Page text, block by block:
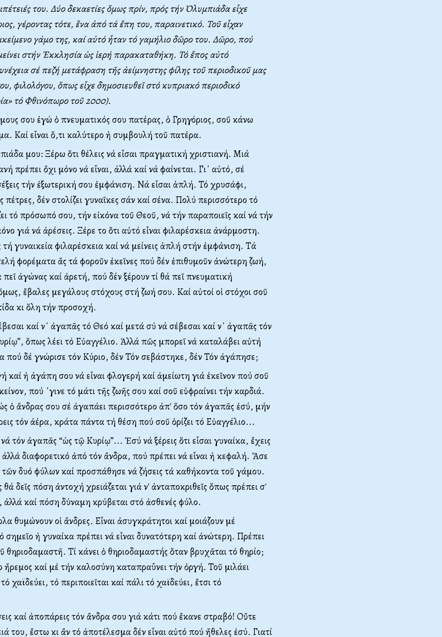
του. Δύο δεκαετίες ὅμως πρίν, πρός τήν Ὀλυμπιάδα εἶχε
γέροντας τότε, ἕνα ἀπό τά ἔπη του, παραινετικό. Τοῦ εἶχαν
γάμο της, καί αὐτό ἦταν τό γαμήλιο δῶρο του. Δῶρο, πού
στήν Ἐκκλησία ὡς ἱερή παρακαταθήκη. Τό ἔπος αὐτό
σέ πεζή μετάφραση τῆς ἀείμνηστης φίλης τοῦ περιοδικοῦ μας
φιλολόγου, ὅπως εἶχε δημοσιευθεῖ στό κυπριακό περιοδικό
τό Φθινόπωρο τοῦ 2000).
σου ἐγώ ὁ πνευματικός σου πατέρας, ὁ Γρηγόριος, σοῦ κάνω
Καί εἶναι ὅ,τι καλύτερο ἡ συμβουλή τοῦ πατέρα.
μου: Ξέρω ὅτι θέλεις νά εἶσαι πραγματική χριστιανή. Μιά
πρέπει ὄχι μόνο νά εἶναι, ἀλλά καί νά φαίνεται. Γι᾿ αὐτό, σέ
τήν ἐξωτερική σου ἐμφάνιση. Νά εἶσαι ἁπλή. Τό χρυσάφι,
πέτρες, δέν στολίζει γυναῖκες σάν καί σένα. Πολύ περισσότερο τό
τό πρόσωπό σου, τήν εἰκόνα τοῦ Θεοῦ, νά τήν παραποιεῖς καί νά τήν
γιά νά ἀρέσεις. Ξέρε το ὅτι αὐτό εἶναι φιλαρέσκεια ἀνάρμοστη.
γυναικεία φιλαρέσκεια καί νά μείνεις ἁπλή στήν ἐμφάνιση. Τά
φορέματα ἄς τά φοροῦν ἐκεῖνες πού δέν ἐπιθυμοῦν ἀνώτερη ζωή,
πεῖ ἀγώνας καί ἀρετή, πού δέν ξέρουν τί θά πεῖ πνευματική
ἔβαλες μεγάλους στόχους στή ζωή σου. Καί αὐτοί οἱ στόχοι σοῦ
κι ὅλη τήν προσοχή.
καί ν᾿ ἀγαπᾶς τό Θεό καί μετά σύ νά σέβεσαι καί ν᾿ ἀγαπᾶς τόν
ὅπως λέει τό Εὐαγγέλιο. Ἀλλά πῶς μπορεῖ νά καταλάβει αὐτή
πού δέ γνώρισε τόν Κύριο, δέν Τόν σεβάστηκε, δέν Τόν ἀγάπησε;
ἡ ἀγάπη σου νά εἶναι φλογερή καί ἀμείωτη γιά ἐκεῖνον πού σοῦ
πού ᾿γινε τό μάτι τῆς ζωῆς σου καί σοῦ εὐφραίνει τήν καρδιά.
ὁ ἄνδρας σου σέ ἀγαπάει περισσότερο ἀπ' ὅσο τόν ἀγαπᾶς ἐσύ, μήν
τόν ἀέρα, κράτα πάντα τή θέση πού σοῦ ὁρίζει τό Εὐαγγέλιο...
τόν ἀγαπᾶς “ὡς τῷ Κυρίῳ”... Ἐσύ νά ξέρεις ὅτι εἶσαι γυναίκα, ἔχεις
διαφορετικό ἀπό τόν ἄνδρα, πού πρέπει νά εἶναι ἡ κεφαλή. Ἄσε
τῶν δυό φύλων καί προσπάθησε νά ζήσεις τά καθήκοντα τοῦ γάμου.
δεῖς πόση ἀντοχή χρειάζεται γιά ν' ἀνταποκριθεῖς ὅπως πρέπει σ'
καί πόση δύναμη κρύβεται στό ἀσθενές φύλο.
θυμώνουν οἱ ἄνδρες. Εἶναι ἀσυγκράτητοι καί μοιάζουν μέ
σημεῖο ἡ γυναίκα πρέπει νά εἶναι δυνατότερη καί ἀνώτερη. Πρέπει
θηριοδαμαστῆ. Τί κάνει ὁ θηριοδαμαστής ὅταν βρυχᾶται τό θηρίο;
ἤρεμος καί μέ τήν καλοσύνη καταπραΰνει τήν ὀργή. Τοῦ μιλάει
τό περιποιεῖται καί πάλι τό χαϊδεύει, ἔτσι τό
καί ἀποπάρεις τόν ἄνδρα σου γιά κάτι πού ἔκανε στραβό! Οὔτε
του, ἔστω κι ἄν τό ἀποτέλεσμα δέν εἶναι αὐτό πού ἤθελες ἐσύ. Γιατί